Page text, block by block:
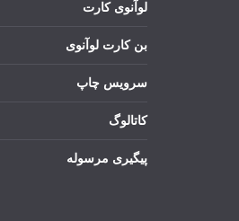
لوآنوی کارت
بن کارت لوآنوی
سرویس چاپ
کاتالوگ
پیگیری مرسوله